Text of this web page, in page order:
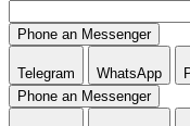
Phone an Messenger
Telegram WhatsApp
Phone an Messenger